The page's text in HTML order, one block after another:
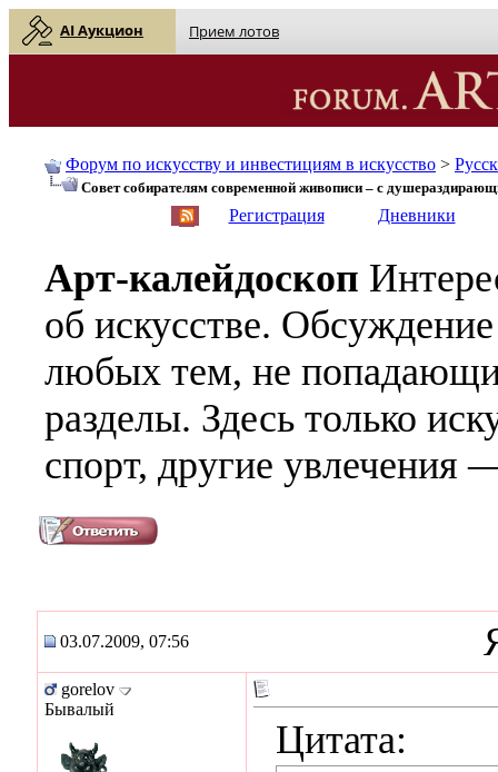
AI Аукцион Прием лотов
Форум по искусству и инвестициям в искусство >
Совет собирателям современной живописи – с
Регистрация Дневники
Арт-калейдоскоп
об искусстве.
любых тем, не
разделы. Здесь только
спорт, другие увлечения
03.07.2009, 07:56
gorelov
Бывалый
Цитата: